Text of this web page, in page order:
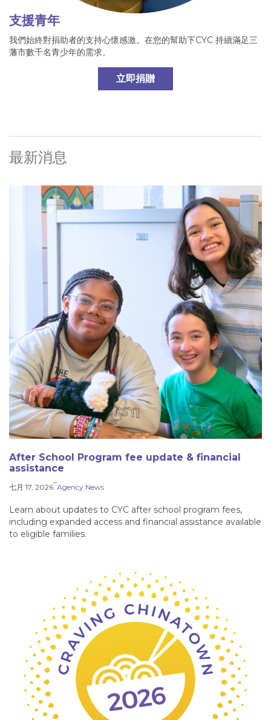
支援青年
我們始終對捐助者的支持心懷感激。在您的幫助下CYC 持續滿足三
藩市數千名青少年的需求。
立即捐贈
最新消息
After School Program fee update & financial
assistance
七月 17, 2026–Agency News
Learn about updates to CYC after school program fees,
including expanded access and financial assistance available
to eligible families.